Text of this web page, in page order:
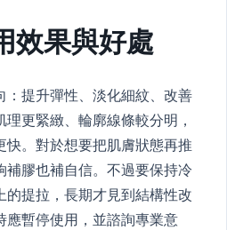
效果與好處
：提升彈性、淡化細紋、改善
更緊緻、輪廓線條較分明，
快。對於想要把肌膚狀態再推
補膠也補自信。不過要保持冷
提拉，長期才見到結構性改
應暫停使用，並諮詢專業意